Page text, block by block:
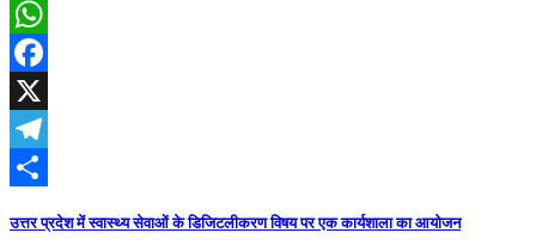
WhatsApp
Facebook
X
Telegram
उत्तर प्रदेश में स्वास्थ्य सेवाओं के डिजिटलीकरण विषय पर एक कार्यशाला का आयोजन